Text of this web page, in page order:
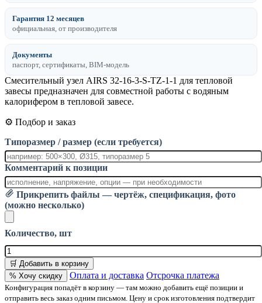
Гарантия 12 месяцев
официальная, от производителя
Документы
паспорт, сертификаты, BIM-модель
Cмесительный узел AIRS 32-16-3-S-TZ-1-1 для тепловой
завесы предназначен для совместной работы с водяным
калорифером в тепловой завесе.
⚙️ Подбор и заказ
Типоразмер / размер (если требуется)
Комментарий к позиции
Прикрепить файлы — чертёж, спецификация, фото
(можно несколько)
Количество, шт
🛒 Добавить в корзину
% Хочу скидку
Оплата и доставка Отсрочка платежа
Конфигурация попадёт в корзину — там можно добавить ещё позиции и
отправить весь заказ одним письмом. Цену и срок изготовления подтвердит